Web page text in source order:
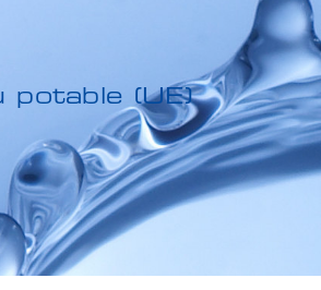
potable (UE)